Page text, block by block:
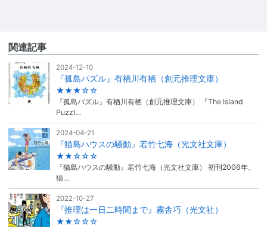
関連記事
2024-12-10
『孤島パズル』有栖川有栖（創元推理文庫）
★★★☆☆
『孤島パズル』有栖川有栖（創元推理文庫） 『The Island
Puzzl…
2024-04-21
『猫島ハウスの騒動』若竹七海（光文社文庫）
★★☆☆☆
『猫島ハウスの騒動』若竹七海（光文社文庫） 初刊2006年。
猫…
2022-10-27
『推理は一日二時間まで』霧舎巧（光文社）
★★☆☆☆